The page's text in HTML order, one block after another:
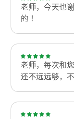
老师，今天也
的！
老师，每次和
还不远远够，